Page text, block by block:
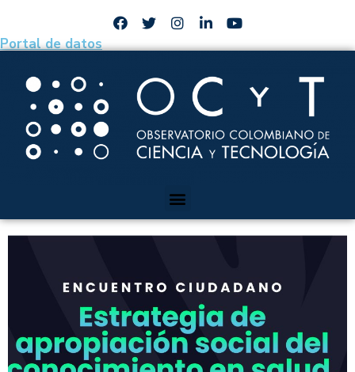
Portal de datos